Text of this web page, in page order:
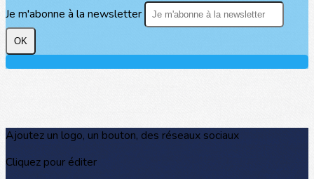
Je m'abonne à la newsletter
OK
Ajoutez un logo, un bouton, des réseaux sociaux
Cliquez pour éditer